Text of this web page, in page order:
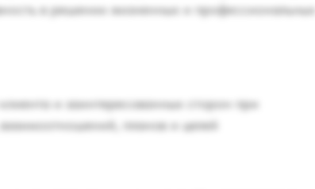
в решении жизненных и профессиональных
и заинтересованных сторон при
планов и целей